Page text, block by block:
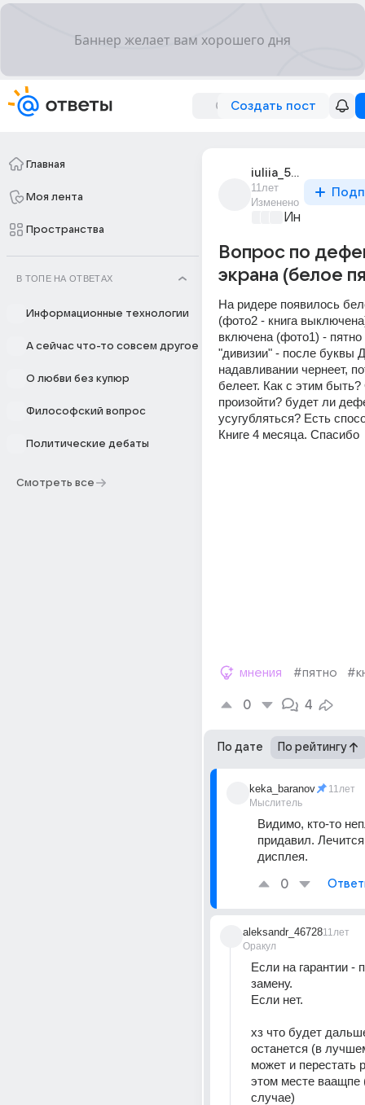
Создать пост
Главная
Моя лента
Пространства
В ТОПЕ НА ОТВЕТАХ
Информационные технологии
А сейчас что-то совсем другое
О любви без купюр
Философский вопрос
Политические дебаты
Смотреть все
iuliia_56612
11лет
Изменено
Вопрос по
экрана (белое
На ридере появилось
(фото2 - книга
включена (фото1) - пятно
"дивизии" - после буквы
надавливании чернеет,
белеет. Как с этим быть?
произойти? будет ли
усугубляться? Есть
Книге 4 месяца. Спасибо
мнения #пятно
0 4
По дате По рейтингу
keka_baranov
Мыслитель
11лет
Видимо, кто-то
придавил.
дисплея.
0
aleksandr_46728
Оракул
11лет
Если на гарантии -
замену.
Если нет.
хз что будет
останется (в
может и перестать
этом месте
случае)